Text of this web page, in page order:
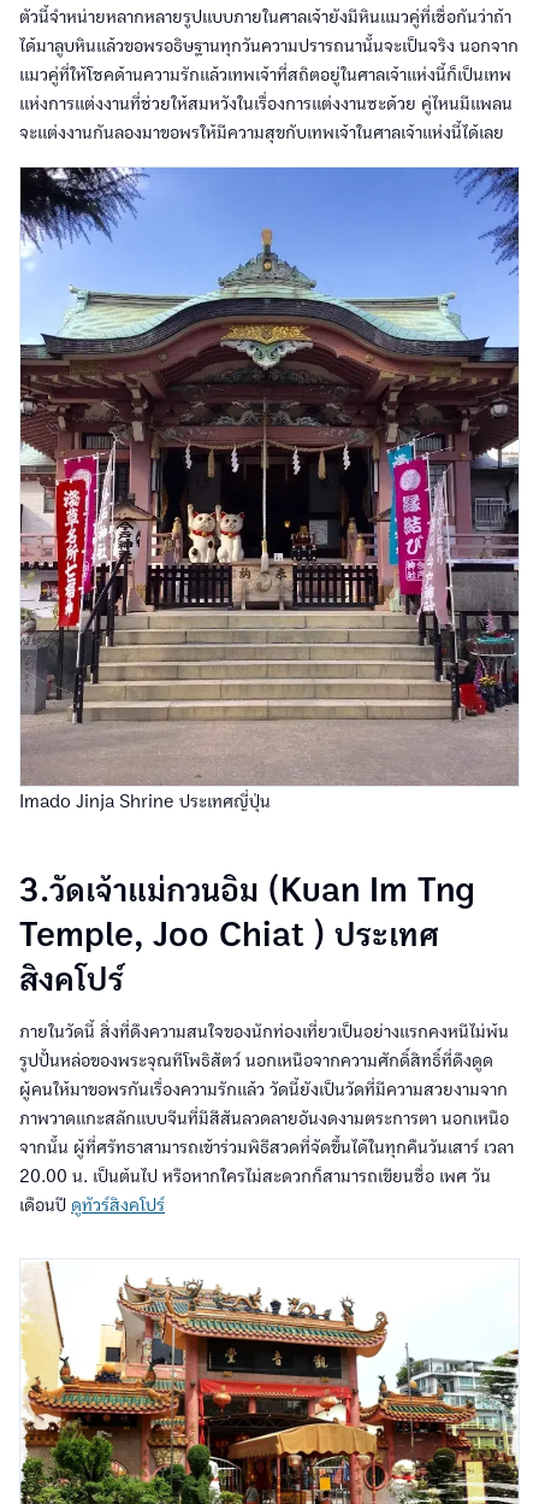
ตัวนี้จำหน่ายหลากหลายรูปแบบภายในศาลเจ้ายังมีหินแมวคู่ที่เชื่อกันว่าถ้า
ได้มาลูบหินแล้วขอพรอธิษฐานทุกวันความปรารถนานั้นจะเป็นจริง นอกจาก
แมวคู่ที่ให้โชคด้านความรักแล้วเทพเจ้าที่สถิตอยู่ในศาลเจ้าแห่งนี้ก็เป็นเทพ
แห่งการแต่งงานที่ช่วยให้สมหวังในเรื่องการแต่งงานซะด้วย คู่ไหนมีแพลน
จะแต่งงานกันลองมาขอพรให้มีความสุขกับเทพเจ้าในศาลเจ้าแห่งนี้ได้เลย
Imado Jinja Shrine ประเทศญี่ปุ่น
3.วัดเจ้าแม่กวนอิม (Kuan Im Tng
Temple, Joo Chiat ) ประเทศ
สิงคโปร์
ภายในวัดนี้ สิ่งที่ดึงความสนใจของนักท่องเที่ยวเป็นอย่างแรกคงหนีไม่พ้น
รูปปั้นหล่อของพระจุณทีโพธิสัตว์ นอกเหนือจากความศักดิ์สิทธิ์ที่ดึงดูด
ผู้คนให้มาขอพรกันเรื่องความรักแล้ว วัดนี้ยังเป็นวัดที่มีความสวยงามจาก
ภาพวาดแกะสลักแบบจีนที่มีสีสันลวดลายอันงดงามตระการตา นอกเหนือ
จากนั้น ผู้ที่ศรัทธาสามารถเข้าร่วมพิธีสวดที่จัดขึ้นได้ในทุกคืนวันเสาร์ เวลา
20.00 น. เป็นต้นไป หรือหากใครไม่สะดวกก็สามารถเขียนชื่อ เพศ วัน
เดือนปี ดูทัวร์สิงคโปร์